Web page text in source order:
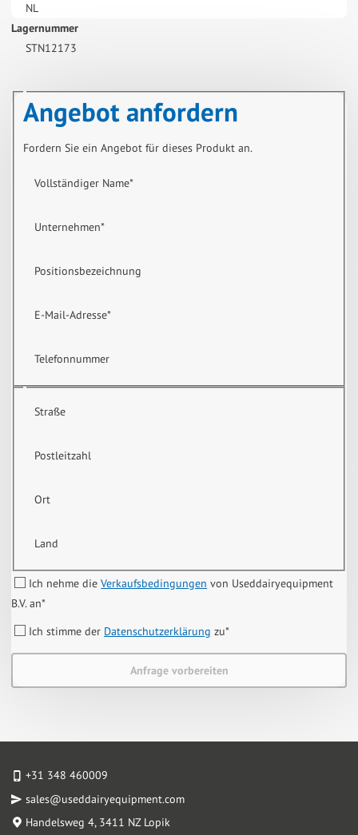
NL
Lagernummer
STN12173
Angebot anfordern
Fordern Sie ein Angebot für dieses Produkt an.
Vollständiger Name*
Unternehmen*
Positionsbezeichnung
E-Mail-Adresse*
Telefonnummer
Straße
Postleitzahl
Ort
Land
Ich nehme dieVerkaufsbedingungen von Useddairyequipment
B.V. an*
Ich stimme der Datenschutzerklärung zu*
Anfrage vorbereiten
+31 348 460009
sales@useddairyequipment.com
Handelsweg 4, 3411 NZ Lopik